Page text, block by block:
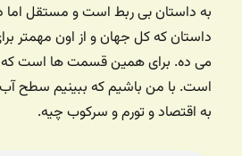
به داستان بی ربط است و مستقل اما
داستان که کل جهان و از اون مهمتر
می ده. برای همین قسمت ها است که
است. با من باشیم که ببینیم سطح
به اقتصاد و تورم و سرکوب چیه.